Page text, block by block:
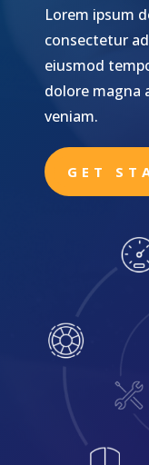
Lorem ipsum
consectetur
eiusmod
dolore magna
veniam.
GET